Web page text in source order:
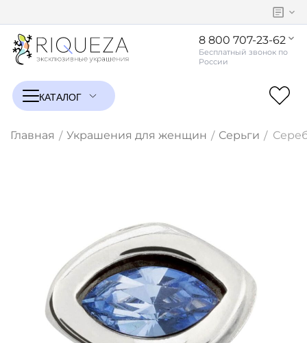
8 800 707-23-62
Главная / Украшения для женщин / Серьги /